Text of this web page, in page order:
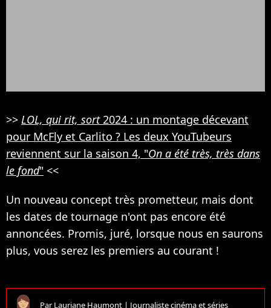
>> LOL, qui rit, sort2024 : un montage décevant
pour McFly et Carlito ? Les deux YouTubeurs
reviennent sur la saison 4, "On a été très, très dans
le fond" <<
Un nouveau concept très prometteur, mais dont
les dates de tournage n'ont pas encore été
annoncées. Promis, juré, lorsque nous en saurons
plus, vous serez les premiers au courant !
ParLauriane Haumont | Journaliste cinéma et séries